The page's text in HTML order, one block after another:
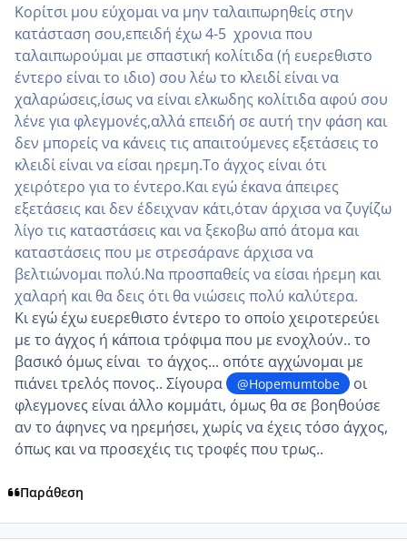
Κορίτσι μου εύχομαι να μην ταλαιπωρηθείς στην
κατάσταση σου,επειδή έχω 4-5 χρονια που
ταλαιπωρούμαι με σπαστική κολίτιδα (ή ευερεθιστο
έντερο είναι το ιδιο) σου λέω το κλειδί είναι να
χαλαρώσεις,ίσως να είναι ελκωδης κολίτιδα αφού σου
λένε για φλεγμονές,αλλά επειδή σε αυτή την φάση και
δεν μπορείς να κάνεις τις απαιτούμενες εξετάσεις το
κλειδί είναι να είσαι ηρεμη.Το άγχος είναι ότι
χειρότερο για το έντερο.Και εγώ έκανα άπειρες
εξετάσεις και δεν έδειχναν κάτι,όταν άρχισα να ζυγίζω
λίγο τις καταστάσεις και να ξεκοβω από άτομα και
καταστάσεις που με στρεσάρανε άρχισα να
βελτιώνομαι πολύ.Να προσπαθείς να είσαι ήρεμη και
χαλαρή και θα δεις ότι θα νιώσεις πολύ καλύτερα.
Κι εγώ έχω ευερεθιστο έντερο το οποίο χειροτερεύει
με το άγχος ή κάποια τρόφιμα που με ενοχλούν.. το
βασικό όμως είναι το άγχος... οπότε αγχώνομαι με
πιάνει τρελός πονος.. Σίγουρα
@Hopemumtobe
οι
φλεγμονες είναι άλλο κομμάτι, όμως θα σε βοηθούσε
αν το άφηνες να ηρεμήσει, χωρίς να έχεις τόσο άγχος,
όπως και να προσεχέις τις τροφές που τρως..
Παράθεση